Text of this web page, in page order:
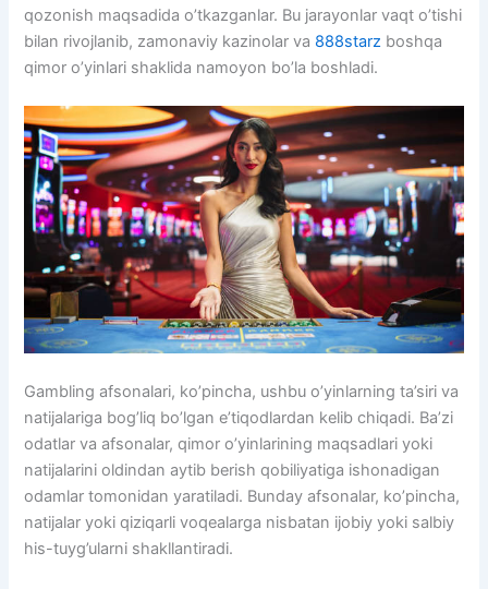
qozonish maqsadida o’tkazganlar. Bu jarayonlar vaqt o’tishi
bilan rivojlanib, zamonaviy kazinolar va 888starz boshqa
qimor o’yinlari shaklida namoyon bo’la boshladi.
Gambling afsonalari, ko’pincha, ushbu o’yinlarning ta’siri va
natijalariga bog’liq bo’lgan e’tiqodlardan kelib chiqadi. Ba’zi
odatlar va afsonalar, qimor o’yinlarining maqsadlari yoki
natijalarini oldindan aytib berish qobiliyatiga ishonadigan
odamlar tomonidan yaratiladi. Bunday afsonalar, ko’pincha,
natijalar yoki qiziqarli voqealarga nisbatan ijobiy yoki salbiy
his-tuyg’ularni shakllantiradi.